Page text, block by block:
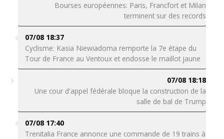
Bourses européennes: Paris, Francfort et Milan
terminent sur des records
07/08 18:37
Cyclisme: Kasia Niewiadoma remporte la 7e étape du
Tour de France au Ventoux et endosse le maillot jaune
07/08 18:18
Une cour d'appel fédérale bloque la construction de la
salle de bal de Trump
07/08 17:40
Trenitalia France annonce une commande de 19 trains à